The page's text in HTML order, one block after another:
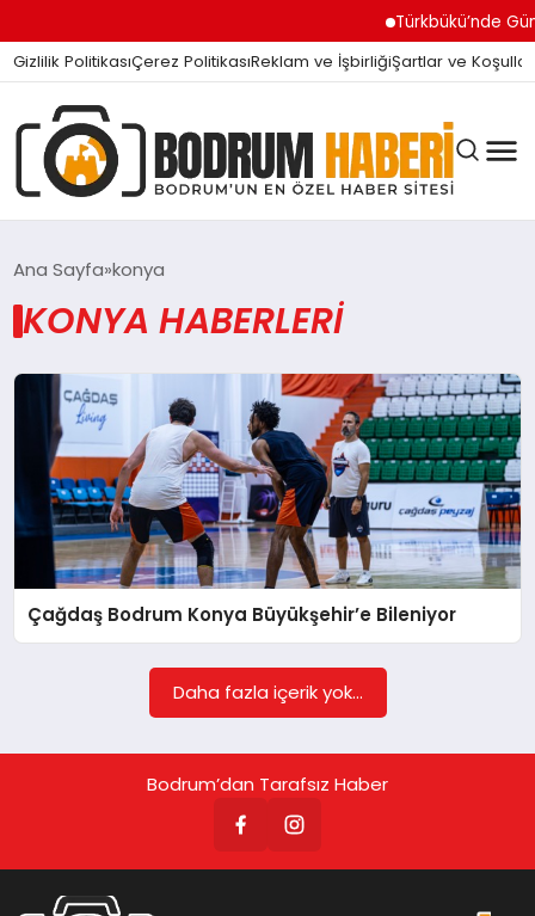
Türkbükü’nde
Gizlilik PolitikasıÇerez PolitikasıReklam ve İşbirliğiŞartlar ve Koşullar
BODRUM BODRUM
SIYASET
MAGAZIN
KÖŞE YAZILARI
Ana Sayfa konya
KONYA HABERLERI
Çağdaş Bodrum Konya Büyükşehir’e Bileniyor
Daha fazla içerik yok...
Bodrum’dan Tarafsız Haber